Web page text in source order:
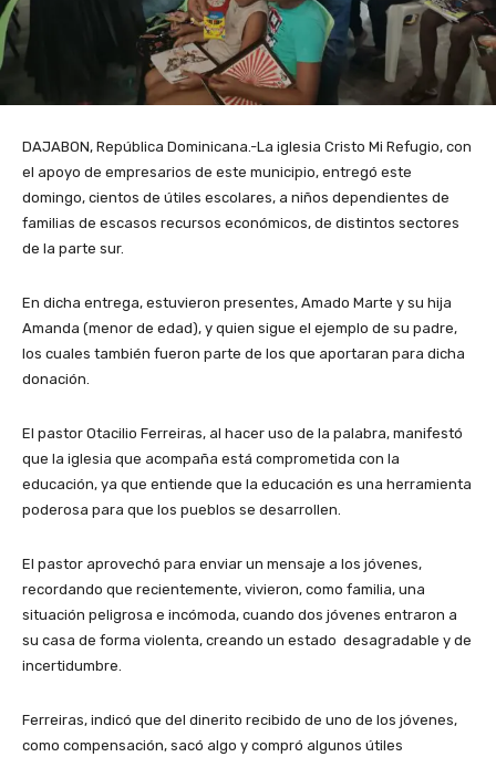
DAJABON, República Dominicana.-La iglesia Cristo Mi Refugio, con
el apoyo de empresarios de este municipio, entregó este
domingo, cientos de útiles escolares, a niños dependientes de
familias de escasos recursos económicos, de distintos sectores
de la parte sur.
En dicha entrega, estuvieron presentes, Amado Marte y su hija
Amanda (menor de edad), y quien sigue el ejemplo de su padre,
los cuales también fueron parte de los que aportaran para dicha
donación.
El pastor Otacilio Ferreiras, al hacer uso de la palabra, manifestó
que la iglesia que acompaña está comprometida con la
educación, ya que entiende que la educación es una herramienta
poderosa para que los pueblos se desarrollen.
El pastor aprovechó para enviar un mensaje a los jóvenes,
recordando que recientemente, vivieron, como familia, una
situación peligrosa e incómoda, cuando dos jóvenes entraron a
su casa de forma violenta, creando un estado desagradable y de
incertidumbre.
Ferreiras, indicó que del dinerito recibido de uno de los jóvenes,
como compensación, sacó algo y compró algunos útiles